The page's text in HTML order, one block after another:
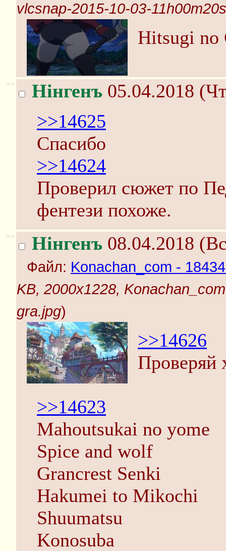
vlcsnap-2015-10-03-
Hitsugi no
>> Нінгенъ 05.04.2018
>>14625
Спасибо
>>14624
Проверил сюжет по
фентези похоже.
>> Нінгенъ 08.04.2018
Файл: Konachan_com -
KB, 2000x1228,
gra.jpg)
>>14626
Проверяй
>>14623
Mahoutsukai no yome
Spice and wolf
Grancrest Senki
Hakumei to Mikochi
Shuumatsu
Konosuba